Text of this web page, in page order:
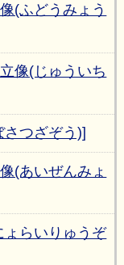
(ふどうみょう
像(じゅういち
つざぞう)]
(あいぜんみょ
ょらいりゅうぞ